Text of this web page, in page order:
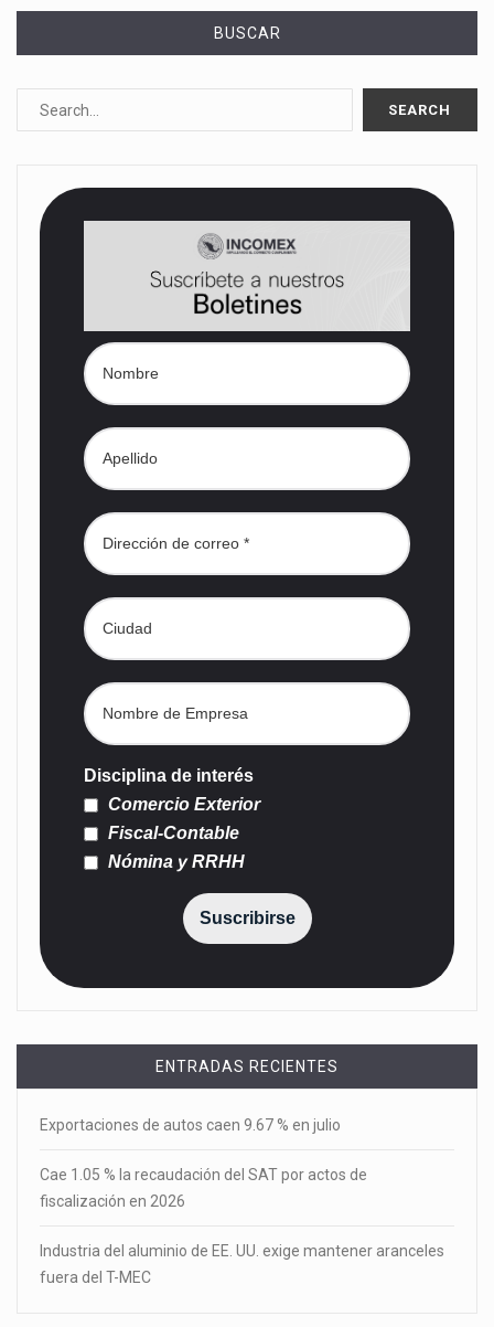
BUSCAR
Disciplina de interés
Comercio Exterior
Fiscal-Contable
Nómina y RRHH
Suscribirse
ENTRADAS RECIENTES
Exportaciones de autos caen 9.67 % en julio
Cae 1.05 % la recaudación del SAT por actos de
fiscalización en 2026
Industria del aluminio de EE. UU. exige mantener aranceles
fuera del T-MEC